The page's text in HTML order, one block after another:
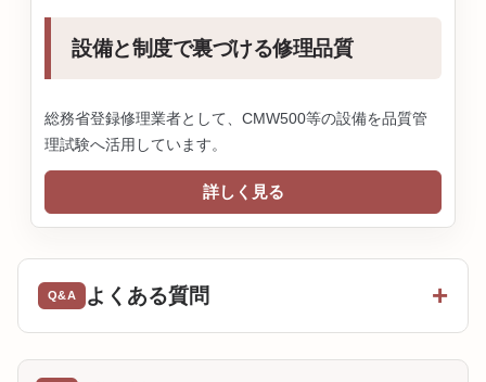
設備と制度で裏づける修理品質
総務省登録修理業者として、CMW500等の設備を品質管
理試験へ活用しています。
詳しく見る
よくある質問